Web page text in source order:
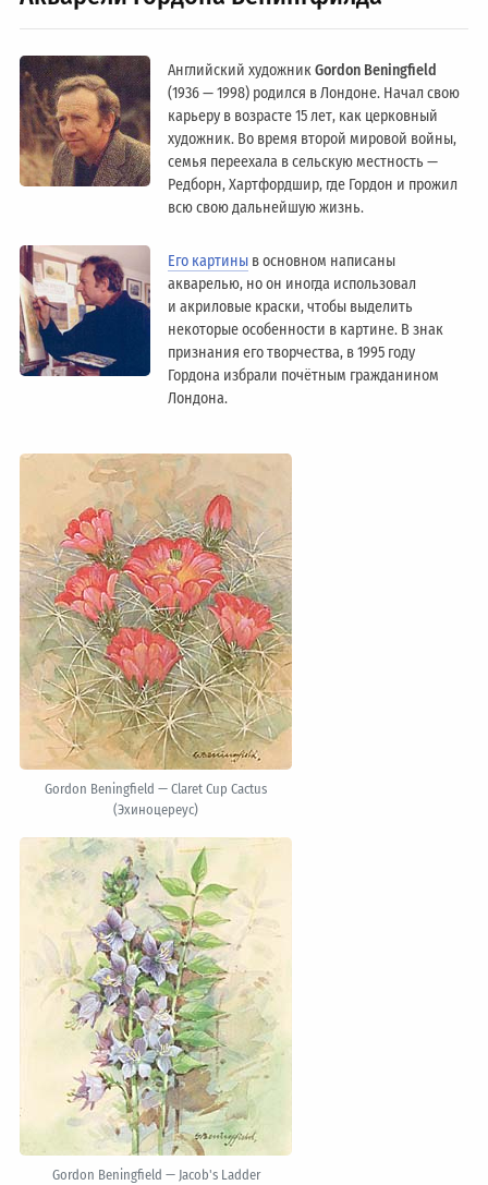
Английский художникGordon Beningfield
(1936 — 1998) родился в Лондоне. Начал свою
карьеру в возрасте 15 лет, как церковный
художник. Во время второй мировой войны,
семья переехала в сельскую местность —
Редборн, Хартфордшир, где Гордон и прожил
всю свою дальнейшую жизнь.
Его картины в основном написаны
акварелью, но он иногда использовал
и акриловые краски, чтобы выделить
некоторые особенности в картине. В знак
признания его творчества, в 1995 году
Гордона избрали почётным гражданином
Лондонa.
Gordon Beningfield — Claret Cup Cactus
(Эхиноцереус)
Gordon Beningfield — Jacob's Ladder